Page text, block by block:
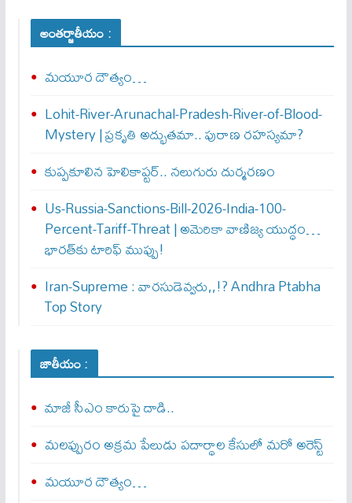
అంతర్జాతీయం :
మయూర దౌత్యం…
Lohit-River-Arunachal-Pradesh-River-of-Blood-
Mystery | ప్రకృతి అద్భుతమా.. పురాణ రహస్యమా?
కుప్పకూలిన హెలికాప్టర్‌.. నలుగురు దుర్మరణం
Us-Russia-Sanctions-Bill-2026-India-100-
Percent-Tariff-Threat | అమెరికా వాణిజ్య యుద్ధం…
భారత్‌కు టారిఫ్ ముప్పు!
Iran-Supreme : వార‌సుడెవ్వ‌రు,,!? Andhra Ptabha
Top Story
జాతీయం :
మాజీ సీఎం కారుపై దాడి..
మలప్పురం అక్రమ పేలుడు పదార్థాల కేసులో మరో అరెస్ట్‌
మయూర దౌత్యం…